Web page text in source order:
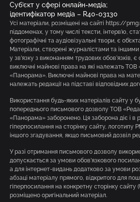
Суб’єкт у сфері онлайн-медіа;
ідентифікатор медіа – R40-03130
Усі матеріали, розміщені на сайті https://
піддоменах, у тому числі тексти, інтерв’ю,
фотографічні та аудіовізуальні твори, є
Матеріали, створені журналістами та іншими
у зв’язку з виконанням трудових обов’язків,
виключні майнові права на які належать ТОВ
«Панорама». Виключні майнові права на
належать редакції на підставі відповідних
Використання будь-яких матеріалів сайту у
попереднього письмового дозволу ТОВ
«Панорама» заборонено. Ця заборона діє і в
гіперпосилання на сторінку сайту, логотипу
іншого згадування, якщо письмовий дозвіл
У разі отримання письмового дозволу
допускається за умови обов’язкового
а для інтернет-видань додатково за умови
абзаці матеріалу прямого, відкритого для
гіперпосилання на конкретну сторінку сайту
розміщено оригінальний матеріал.